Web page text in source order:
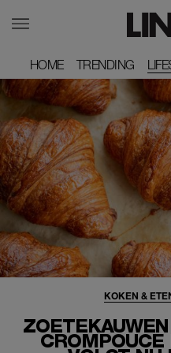
HOME
HOME TRENDING
TRENDING
CROMPOUCE
KOKEN &